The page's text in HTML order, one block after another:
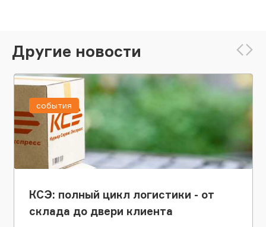
Другие новости
КСЭ: полный цикл логистики - от
склада до двери клиента
события